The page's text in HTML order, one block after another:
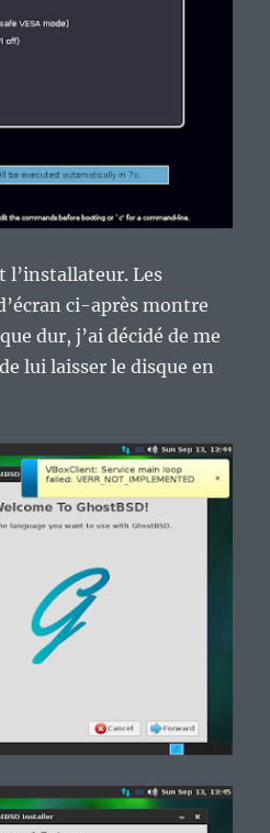
l’installateur. Les
ci-après montre
dur, j’ai décidé de me
lui laisser le disque en